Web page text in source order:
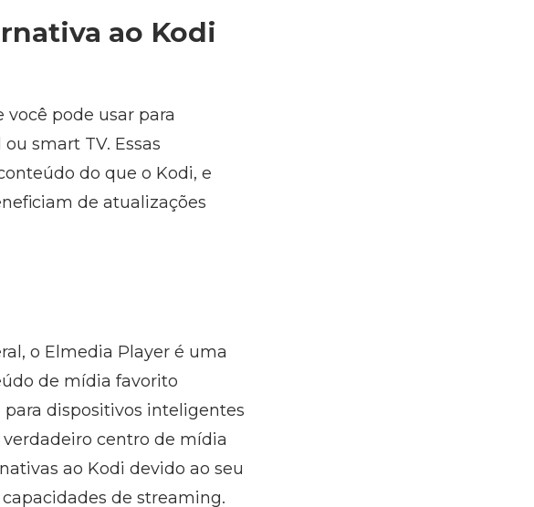
ao Kodi
pode usar para
smart TV. Essas
do que o Kodi, e
de atualizações
o Elmedia Player é uma
de mídia favorito
dispositivos inteligentes
centro de mídia
ao Kodi devido ao seu
de streaming.